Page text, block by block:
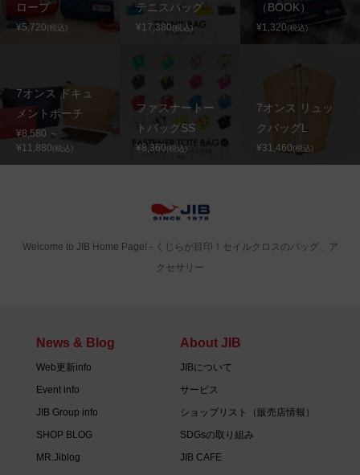
ロープ
¥5,720(税込)
テニスバッグ
¥17,380(税込)
（BOOK）
¥1,320(税込)
7オンス ドキュ
メントポーチ
¥8,580 ～
¥11,880(税込)
ファスナートー
トバッグSS
¥8,360(税込)
7オンス リュッ
クバッグL
¥31,460(税込)
Welcome to JIB Home Page! ‐ くじらが目印！セイルクロスのバッグ、ア
クセサリー
News & Blog
Web更新info
Event info
JIB Group info
SHOP BLOG
MR.Jiblog
About JIB
JIBについて
サービス
ショップリスト（販売店情報）
SDGsの取り組み
JIB CAFE